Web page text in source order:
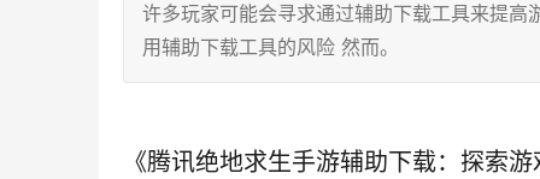
许多玩家可能会寻求通过辅助下载工具来提
用辅助下载工具的风险 然而。
《腾讯绝地求生手游辅助下载：探索